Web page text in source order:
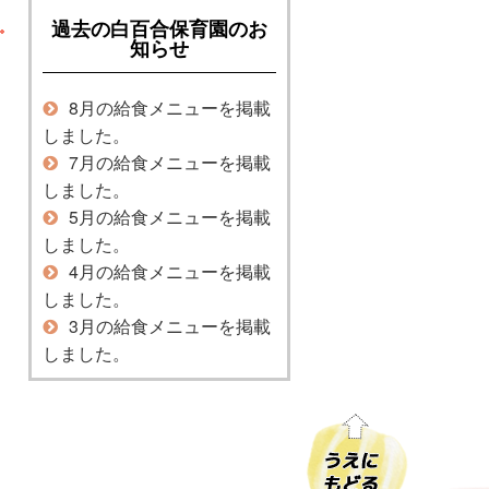
過去の白百合保育園のお
知らせ
8月の給食メニューを掲載
しました。
7月の給食メニューを掲載
しました。
5月の給食メニューを掲載
しました。
4月の給食メニューを掲載
しました。
3月の給食メニューを掲載
しました。